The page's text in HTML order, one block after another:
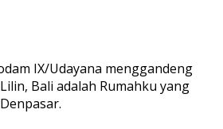
IX/Udayana menggandeng
Bali adalah Rumahku yang